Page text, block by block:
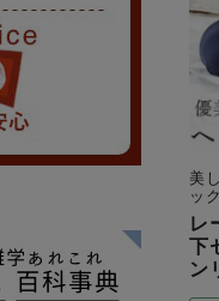
美
ッ
レ
下
ン